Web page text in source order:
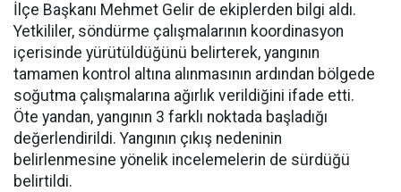
İlçe Başkanı Mehmet Gelir de ekiplerden bilgi aldı.
Yetkililer, söndürme çalışmalarının koordinasyon
içerisinde yürütüldüğünü belirterek, yangının
tamamen kontrol altına alınmasının ardından bölgede
soğutma çalışmalarına ağırlık verildiğini ifade etti.
Öte yandan, yangının 3 farklı noktada başladığı
değerlendirildi. Yangının çıkış nedeninin
belirlenmesine yönelik incelemelerin de sürdüğü
belirtildi.